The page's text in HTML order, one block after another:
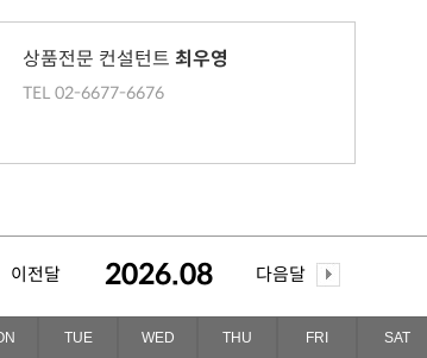
상품전문 컨설턴트 최우영
TEL 02-6677-6676
2026.08
이전달 다음달
TUE WED THU FRI SAT